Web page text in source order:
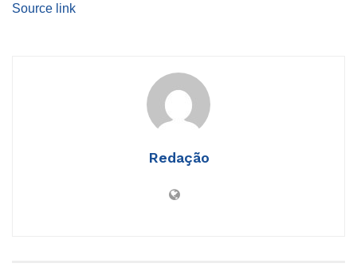
Source link
Redação